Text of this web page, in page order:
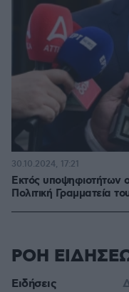
Εκτός υποψηφιοτήτων
Πολιτική Γραμματεία
30.10.2024, 17:21
ΡΟΗ
Ειδήσεις